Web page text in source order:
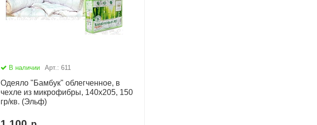
В наличии Арт.: 611
Одеяло "Бамбук" облегченное, в
чехле из микрофибры, 140х205, 150
гр/кв. (Эльф)